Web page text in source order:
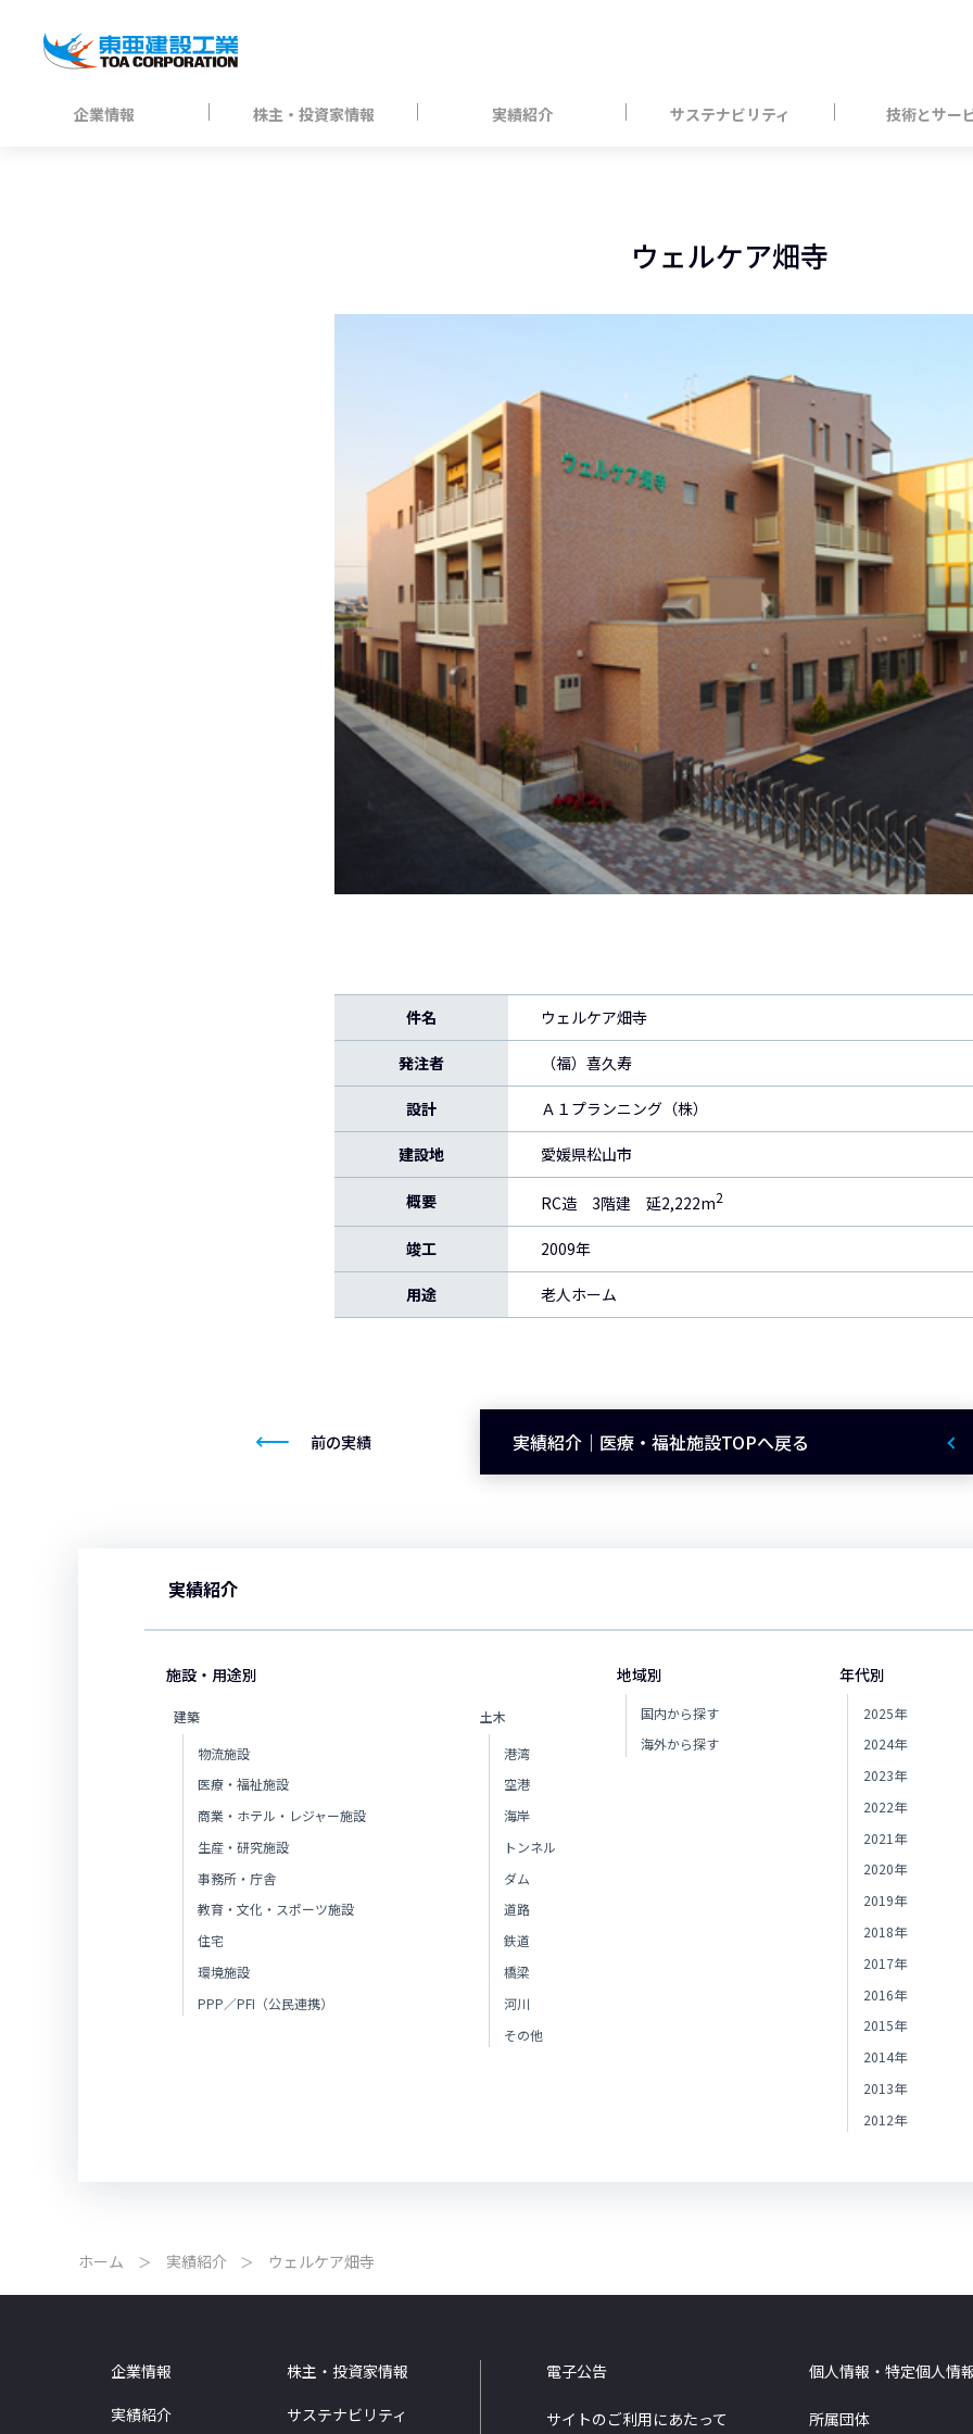
企業情報 株主・投資家情報 実績紹介 サステナビリティ 技術とサー
ウェルケア畑寺
件名 ウェルケア畑寺
発注者 （福）喜久寿
設計 Ａ１プランニング（株）
建設地 愛媛県松山市
概要 RC造 3階建 延2,222m2
竣工 2009年
用途 老人ホーム
前の実績 実績紹介｜医療・福祉施設TOPへ戻る
実績紹介
施設・用途別
建築
物流施設
医療・福祉施設
商業・ホテル・レジャー施設
生産・研究施設
事務所・庁舎
教育・文化・スポーツ施設
住宅
環境施設
PPP／PFI（公民連携）
土木
港湾
空港
海岸
トンネル
ダム
道路
鉄道
橋梁
河川
その他
地域別
国内から探す
海外から探す
年代別
2025年
2024年
2023年
2022年
2021年
2020年
2019年
2018年
2017年
2016年
2015年
2014年
2013年
2012年
ホーム 実績紹介 ウェルケア畑寺
企業情報
株主・投資家情報
実績紹介
サステナビリティ
電子公告 個人情報・特定個人情
サイトのご利用にあたって 所属団体